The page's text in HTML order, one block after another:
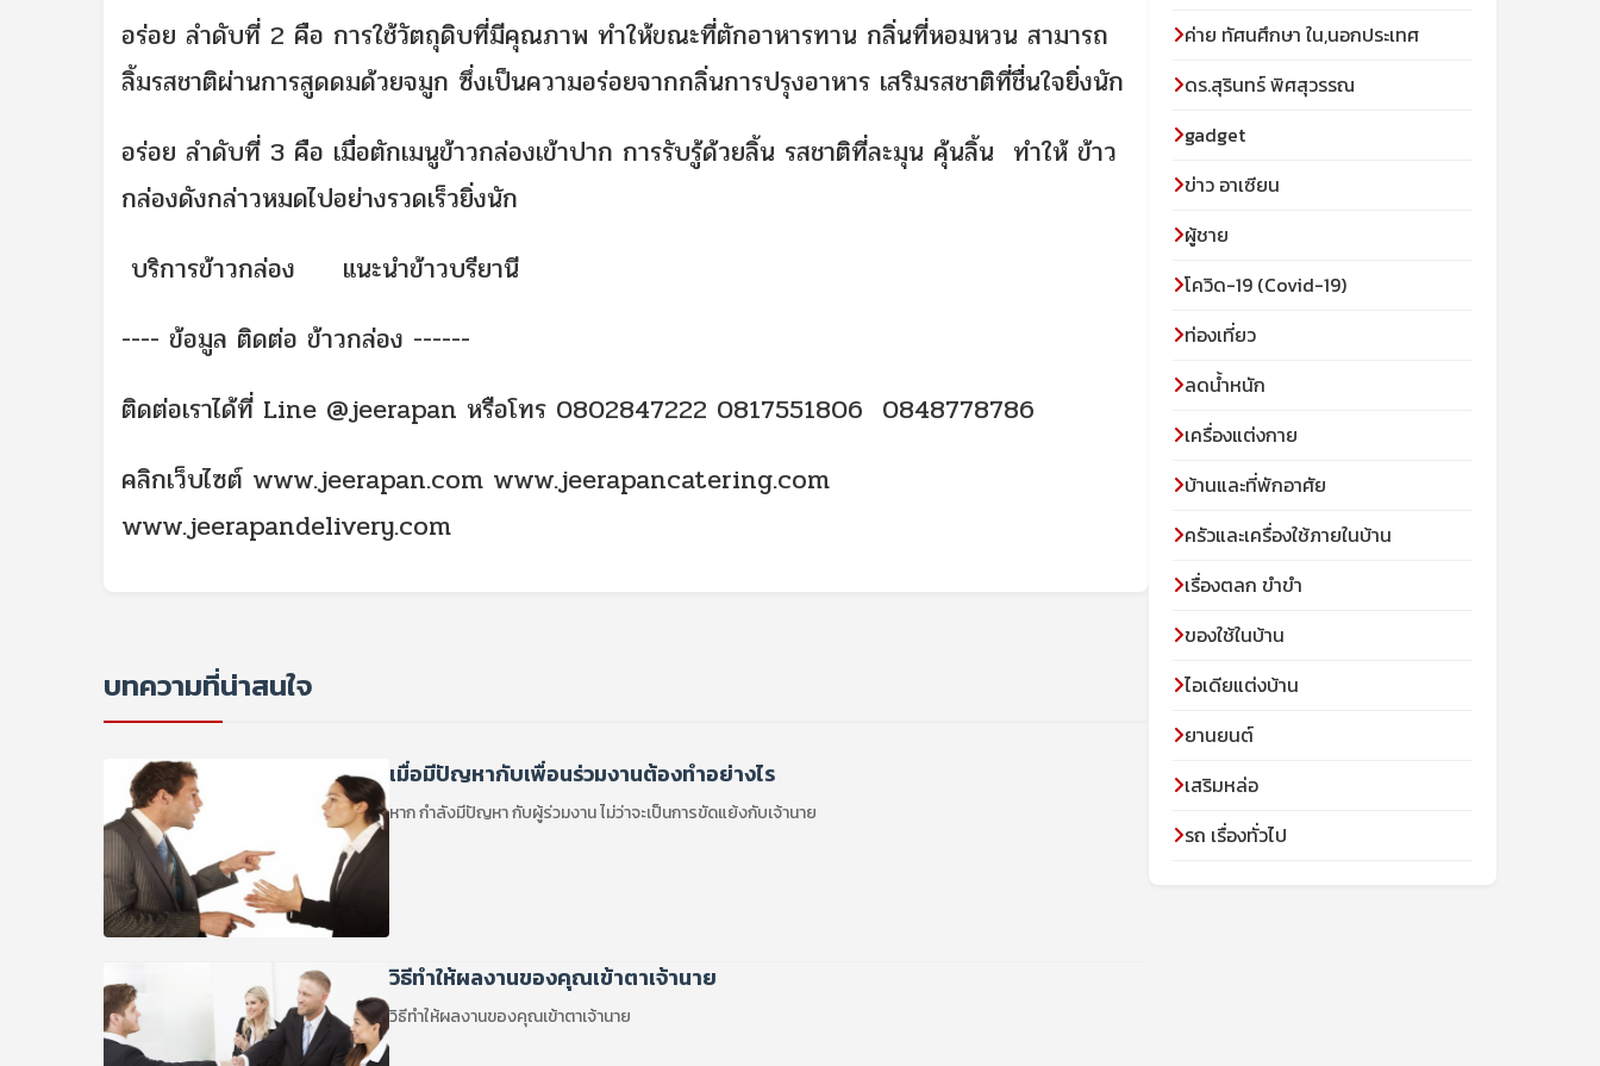
อร่อย ลำดับที่ 2 คือ การใช้วัตถุดิบที่มีคุณภาพ ทำให้ขณะที่ตักอาหารทาน กลิ่นที่หอมหวน สามารถ
ลิ้มรสชาติผ่านการสูดดมด้วยจมูก ซึ่งเป็นความอร่อยจากกลิ่นการปรุงอาหาร เสริมรสชาติที่ชื่นใจยิ่งนัก
อร่อย ลำดับที่ 3 คือ เมื่อตักเมนูข้าวกล่องเข้าปาก การรับรู้ด้วยลิ้น รสชาติที่ละมุน คุ้นลิ้น ทำให้ ข้าว
กล่องดังกล่าวหมดไปอย่างรวดเร็วยิ่งนัก
บริการข้าวกล่อง
แนะนำข้าวบรียานี
---- ข้อมูล ติดต่อ ข้าวกล่อง ------
ติดต่อเราได้ที่ Line @jeerapan หรือโทร 0802847222 0817551806 0848778786
คลิกเว็บไซต์ www.jeerapan.com www.jeerapancatering.com
www.jeerapandelivery.com
บทความที่น่าสนใจ
เมื่อมีปัญหากับเพื่อนร่วมงานต้องทำอย่างไร
หาก กำลังมีปัญหา กับผู้ร่วมงาน ไม่ว่าจะเป็นการขัดแย้งกับเจ้านาย
วิธีทำให้ผลงานของคุณเข้าตาเจ้านาย
วิธีทำให้ผลงานของคุณเข้าตาเจ้านาย
ค่าย ทัศนศึกษา ใน,นอกประเทศ
ดร.สุรินทร์ พิศสุวรรณ
gadget
ข่าว อาเซียน
ผู้ชาย
โควิด-19 (Covid-19)
ท่องเที่ยว
ลดน้ำหนัก
เครื่องแต่งกาย
บ้านและที่พักอาศัย
ครัวและเครื่องใช้ภายในบ้าน
เรื่องตลก ขำขำ
ของใช้ในบ้าน
ไอเดียแต่งบ้าน
ยานยนต์
เสริมหล่อ
รถ เรื่องทั่วไป